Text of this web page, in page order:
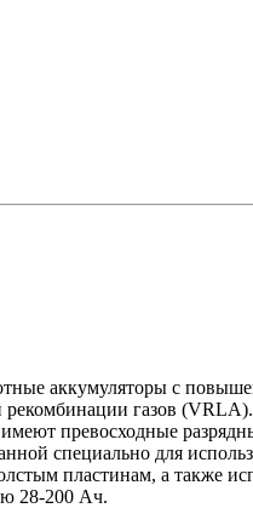
аккумуляторы с
газов
превосходные
специально для
пластинам, а также
28-200 Ач.